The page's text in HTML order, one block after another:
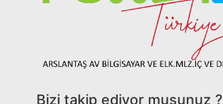
Bizi takip ediyor musunuz ?